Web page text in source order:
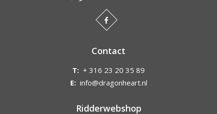
Contact
T: + 316 23 20 35 89
E: info@dragonheart.nl
Ridderwebshop